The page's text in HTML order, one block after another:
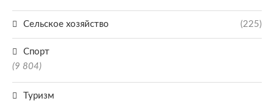
Сельское хозяйство (225)
Спорт
(9 804)
Туризм